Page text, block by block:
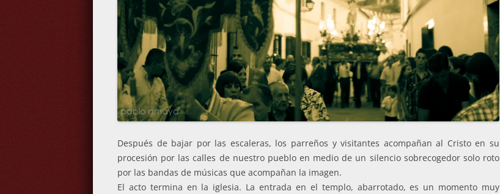
Después de bajar por las escaleras, los parreños y visitantes acompañan al Cristo en su
procesión por las calles de nuestro pueblo en medio de un silencio sobrecogedor solo roto
por las bandas de músicas que acompañan la imagen.
El acto termina en la iglesia. La entrada en el templo, abarrotado, es un momento muy